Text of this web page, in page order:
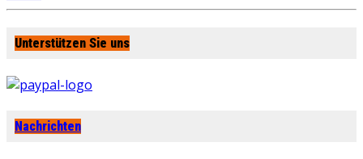
Unterstützen Sie uns
Nachrichten